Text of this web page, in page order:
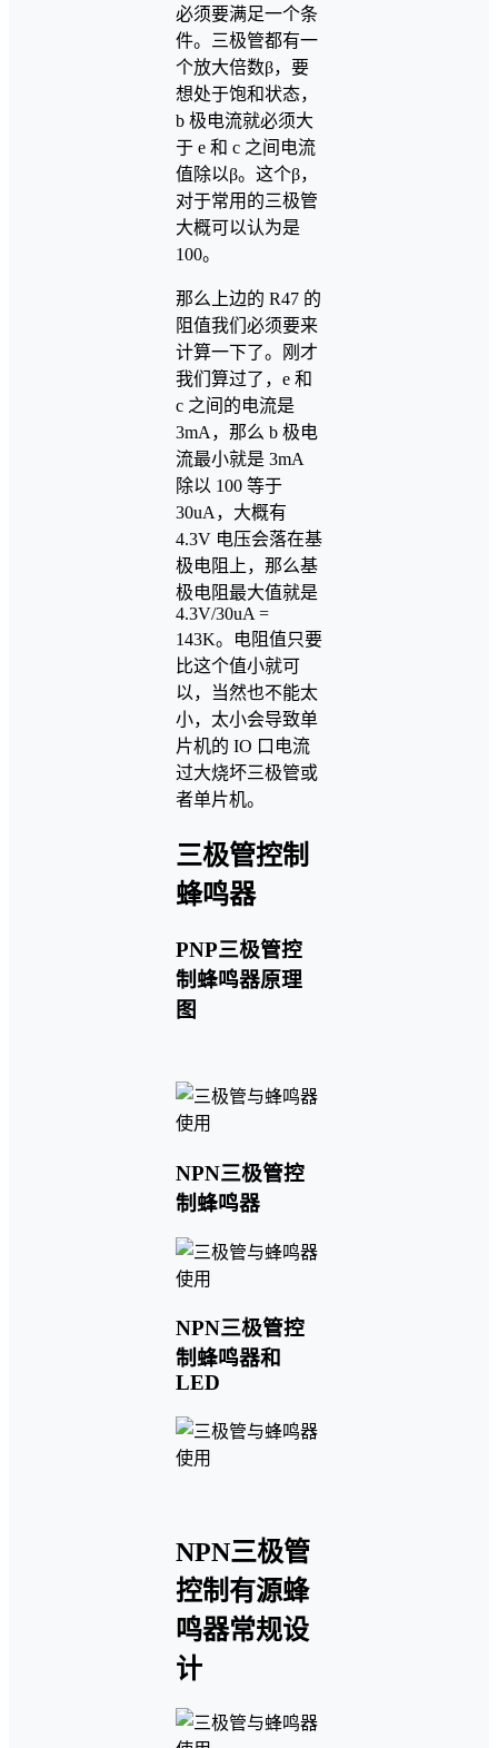
必须要满足一个条
件。三极管都有一
个放大倍数β，要
想处于饱和状态，
b 极电流就必须大
于 e 和 c 之间电流
值除以β。这个β，
对于常用的三极管
大概可以认为是
100。
那么上边的 R47 的
阻值我们必须要来
计算一下了。刚才
我们算过了，e 和
c 之间的电流是
3mA，那么 b 极电
流最小就是 3mA
除以 100 等于
30uA，大概有
4.3V 电压会落在基
极电阻上，那么基
极电阻最大值就是
4.3V/30uA =
143K。电阻值只要
比这个值小就可
以，当然也不能太
小，太小会导致单
片机的 IO 口电流
过大烧坏三极管或
者单片机。
三极管控制
蜂鸣器
PNP三极管控
制蜂鸣器原理
图
NPN三极管控
制蜂鸣器
NPN三极管控
制蜂鸣器和
LED
NPN三极管
控制有源蜂
鸣器常规设
计